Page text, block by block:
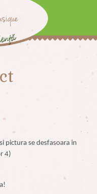
pictura se desfasoara in
4)